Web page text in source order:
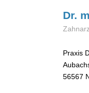
Dr.
Praxis
56567